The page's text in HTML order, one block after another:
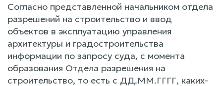
Согласно представленной начальником отдела
разрешений на строительство и ввод
объектов в эксплуатацию управления
архитектуры и градостроительства
информации по запросу суда, с момента
образования Отдела разрешения на
строительство, то есть с ДД.ММ.ГГГГ, каких-